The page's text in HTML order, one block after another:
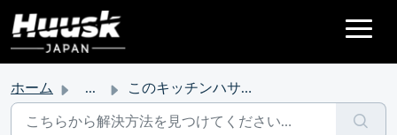
ホーム ... このキッチンハサミは信頼性がありますか？